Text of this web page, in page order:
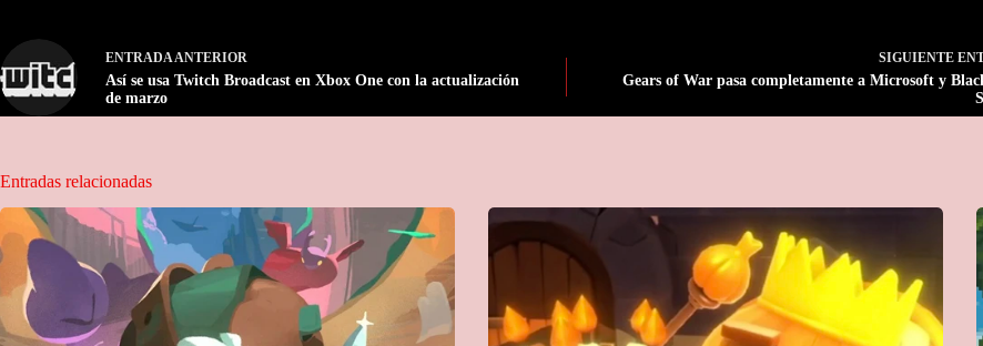
ENTRADAANTERIOR
Así se usa Twitch Broadcast en Xbox One con la actualización
de marzo
SIGUIENTE
Gears of War pasa completamente a Microsoft y
Entradas relacionadas